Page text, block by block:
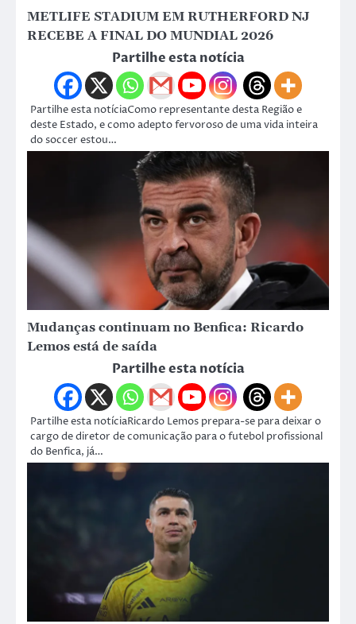
METLIFE STADIUM EM RUTHERFORD NJ
RECEBE A FINAL DO MUNDIAL 2026
Partilhe esta notícia
Partilhe esta notíciaComo representante desta Região e
deste Estado, e como adepto fervoroso de uma vida inteira
do soccer estou…
Mudanças continuam no Benfica: Ricardo
Lemos está de saída
Partilhe esta notícia
Partilhe esta notíciaRicardo Lemos prepara-se para deixar o
cargo de diretor de comunicação para o futebol profissional
do Benfica, já…